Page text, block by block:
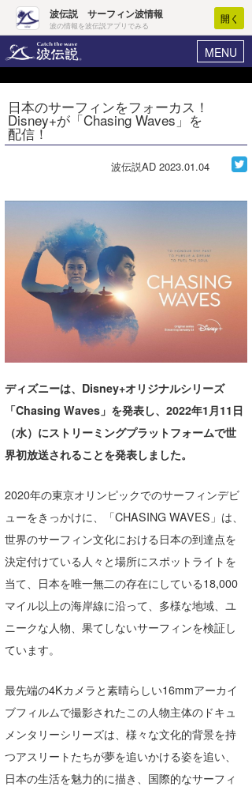
波伝説 サーフィン波情報
波の情報を波伝説アプリでみる
開く
MENU
ヘルプ マイホーム
ログイン
気象情報
ニュース
サーフィンエリアガイド
会員メニュー
日本のサーフィンをフォーカス！
Disney+が「Chasing Waves」を
配信！
波伝説AD 2023.01.04
ディズニーは、Disney+オリジナルシリーズ
「Chasing Waves」を発表し、2022年1月11日
（水）にストリーミングプラットフォームで世
界初放送されることを発表しました。
2020年の東京オリンピックでのサーフィンデビ
ューをきっかけに、「CHASING WAVES」は、
世界のサーフィン文化における日本の到達点を
決定付けている人々と場所にスポットライトを
当て、日本を唯一無二の存在にしている18,000
マイル以上の海岸線に沿って、多様な地域、ユ
ニークな人物、果てしないサーフィンを検証し
ています。
最先端の4Kカメラと素晴らしい16mmアーカイ
ブフィルムで撮影されたこの人物主体のドキュ
メンタリーシリーズは、様々な文化的背景を持
つアスリートたちが夢を追いかける姿を追い、
日本の生活を魅力的に描き、国際的なサーフィ
Core Surf Japan
コンテスト
ファッション/グッズ
アート＆エンタメ
コラム
トラベル
ショップ情報
ショップ情報
湘南
千葉北
伊豆
千葉南
大阪
四国
沖縄
ウラナミ
お知らせ
その他
ルール＆How to
VOTE!
サーファーズ
ライター/寄稿メディア
Naoya Kimoto
mitsuteru Kamio
メディア
SURFMEDIA
波伝説アンバサダー/プロライダー